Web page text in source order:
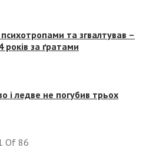
та згвалтував –
за ґратами
і ледве не погубив трьох
Of 86